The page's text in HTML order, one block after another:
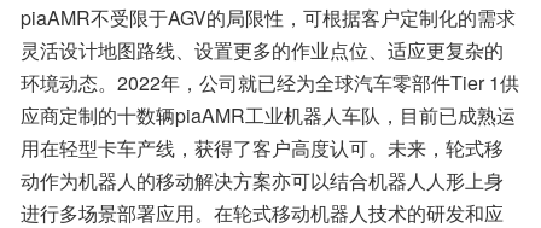
piaAMR不受限于AGV的局限性，可根据客户定制化的需求
灵活设计地图路线、设置更多的作业点位、适应更复杂的
环境动态。2022年，公司就已经为全球汽车零部件Tier 1供
应商定制的十数辆piaAMR工业机器人车队，目前已成熟运
用在轻型卡车产线，获得了客户高度认可。未来，轮式移
动作为机器人的移动解决方案亦可以结合机器人人形上身
进行多场景部署应用。在轮式移动机器人技术的研发和应